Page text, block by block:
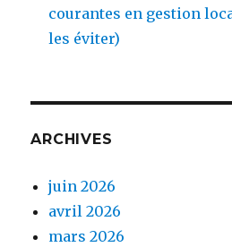
courantes en gestion
les éviter)
ARCHIVES
juin 2026
avril 2026
mars 2026